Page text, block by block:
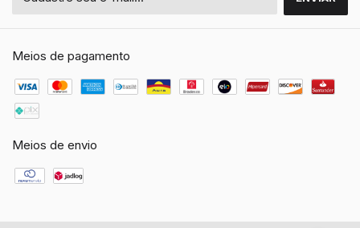
Meios de pagamento
Meios de envio